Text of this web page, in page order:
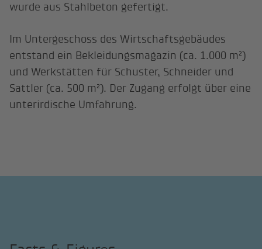
wurde aus Stahlbeton gefertigt.
Im Untergeschoss des Wirtschaftsgebäudes
entstand ein Bekleidungsmagazin (ca. 1.000 m²)
und Werkstätten für Schuster, Schneider und
Sattler (ca. 500 m²). Der Zugang erfolgt über eine
unterirdische Umfahrung.